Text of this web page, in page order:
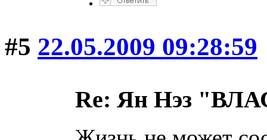
#5 22.05.2009 09:28:59
Re: Ян Нэз